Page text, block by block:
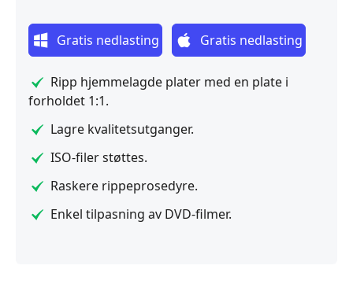
Gratis nedlasting Gratis nedlasting
Ripp hjemmelagde plater med en plate i
forholdet 1:1.
Lagre kvalitetsutganger.
ISO-filer støttes.
Raskere rippeprosedyre.
Enkel tilpasning av DVD-filmer.